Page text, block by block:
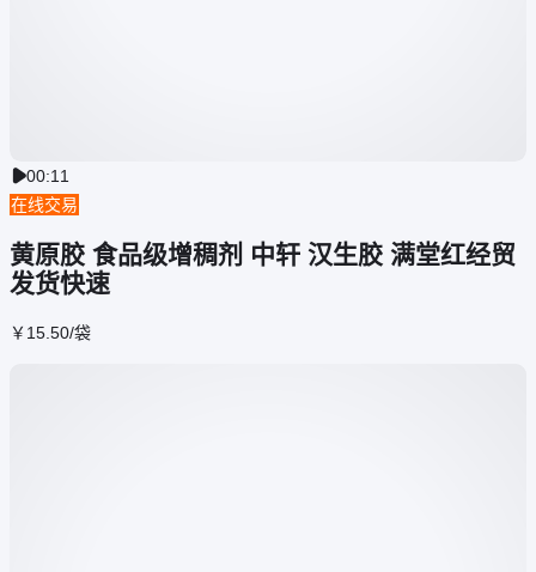
00:11
在线交易
黄原胶 食品级增稠剂 中轩 汉生胶 满堂红经贸
发货快速
￥ 15.50/袋